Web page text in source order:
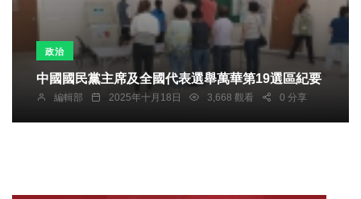
政治
中國國民黨主席及全國代表選舉萬華第19選區紀要
編輯部 2025年十月18日 3,668 觀看 0 分享